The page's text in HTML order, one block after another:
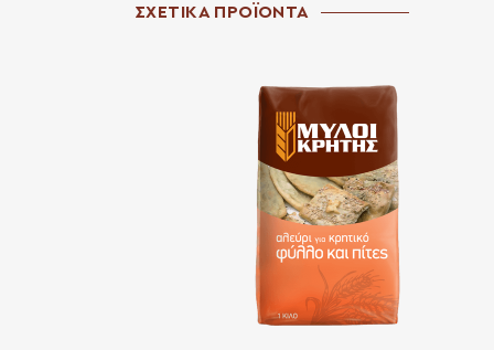
ΣΧΕΤΙΚΑ ΠΡΟΪΟΝΤΑ